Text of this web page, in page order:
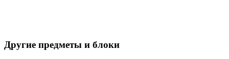
Другие предметы и блоки